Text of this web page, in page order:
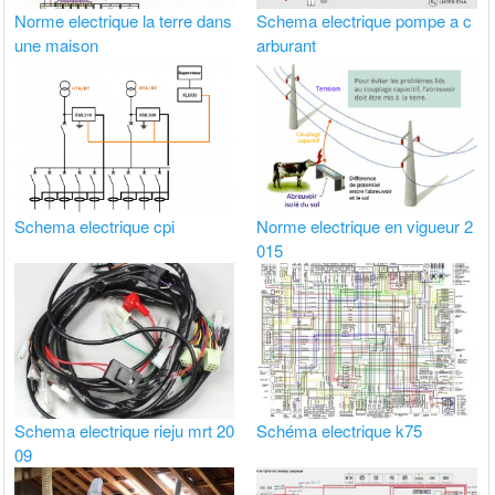
Norme electrique la terre dans
une maison
Schema electrique pompe a c
arburant
Schema electrique cpi
Norme electrique en vigueur 2
015
Schema electrique rieju mrt 20
09
Schéma electrique k75